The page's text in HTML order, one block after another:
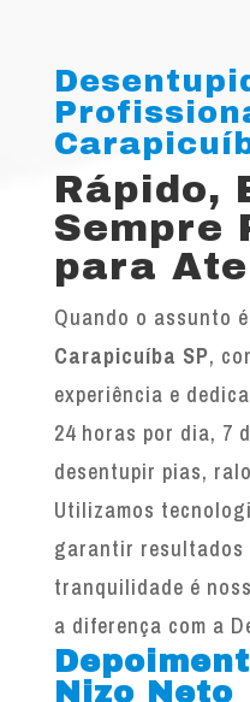
Rápido,
Sempre
para
Quando o assunto é
Carapicuíba SP,
experiência e
24 horas por dia, 7
desentupir pias,
Utilizamos
garantir resultados
tranquilidade é
a diferença com a
Nizo Neto